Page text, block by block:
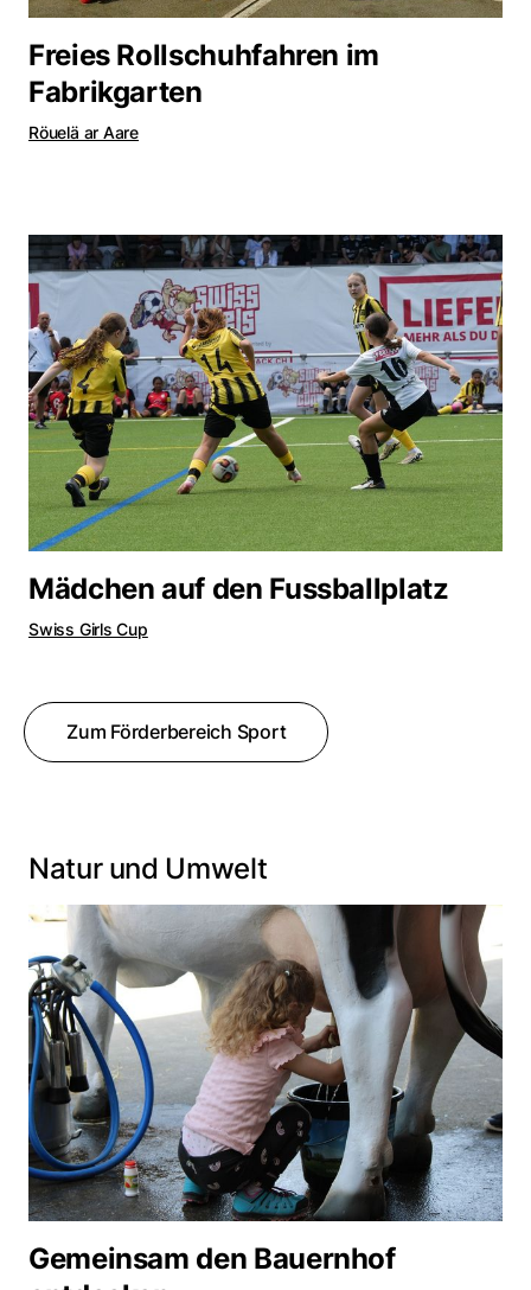
Freies Rollschuhfahren im
Fabrikgarten
Röuelä ar Aare
Mädchen auf den Fussballplatz
Swiss Girls Cup
Zum Förderbereich Sport
Natur und Umwelt
Gemeinsam den Bauernhof